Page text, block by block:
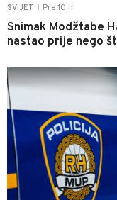
SVIJET Pre 10 h
Snimak Modžtabe
nastao prije nego